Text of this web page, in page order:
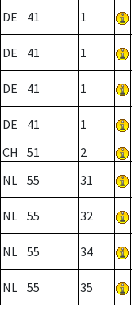
DE 41 1
DE 41 1
DE 41 1
DE 41 1
CH
51 2
NL 55 31
NL 55 32
NL 55 34
NL 55 35